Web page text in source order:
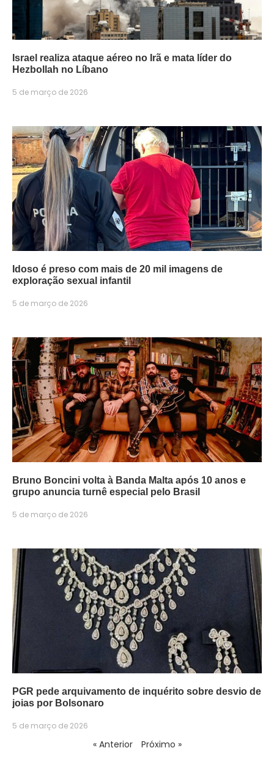
Israel realiza ataque aéreo no Irã e mata líder do
Hezbollah no Líbano
5 de março de 2026
Idoso é preso com mais de 20 mil imagens de
exploração sexual infantil
5 de março de 2026
Bruno Boncini volta à Banda Malta após 10 anos e
grupo anuncia turnê especial pelo Brasil
5 de março de 2026
PGR pede arquivamento de inquérito sobre desvio de
joias por Bolsonaro
5 de março de 2026
« Anterior Próximo »